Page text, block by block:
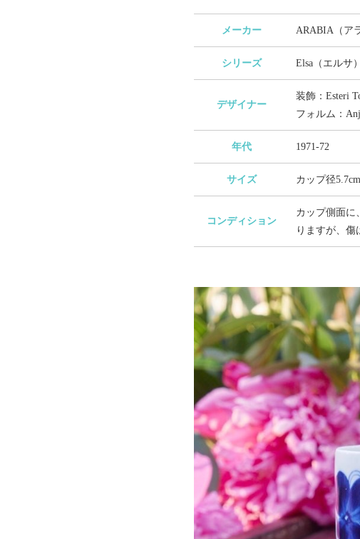
メーカー ARABIA（ア
シリーズ Elsa（エルサ）
デザイナー
装飾：Esteri
フォルム：
年代 1971-72
サイズ カップ径
コンディション
カップ側面に
りますが、傷